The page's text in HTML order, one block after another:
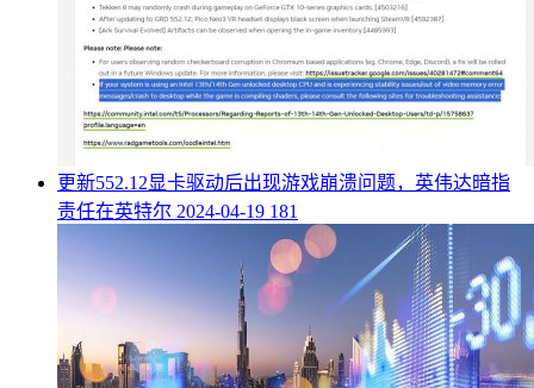
​更新552.12显卡驱动后出现游戏崩溃问题，英伟达暗指
责任在英特尔 2024-04-19 181